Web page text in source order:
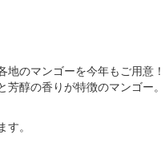
のマンゴーを今年もご用意！
醇の香りが特徴のマンゴー。
。